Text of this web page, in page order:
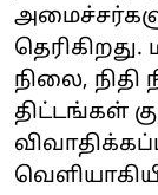
நிலை,
திட்டங்கள்